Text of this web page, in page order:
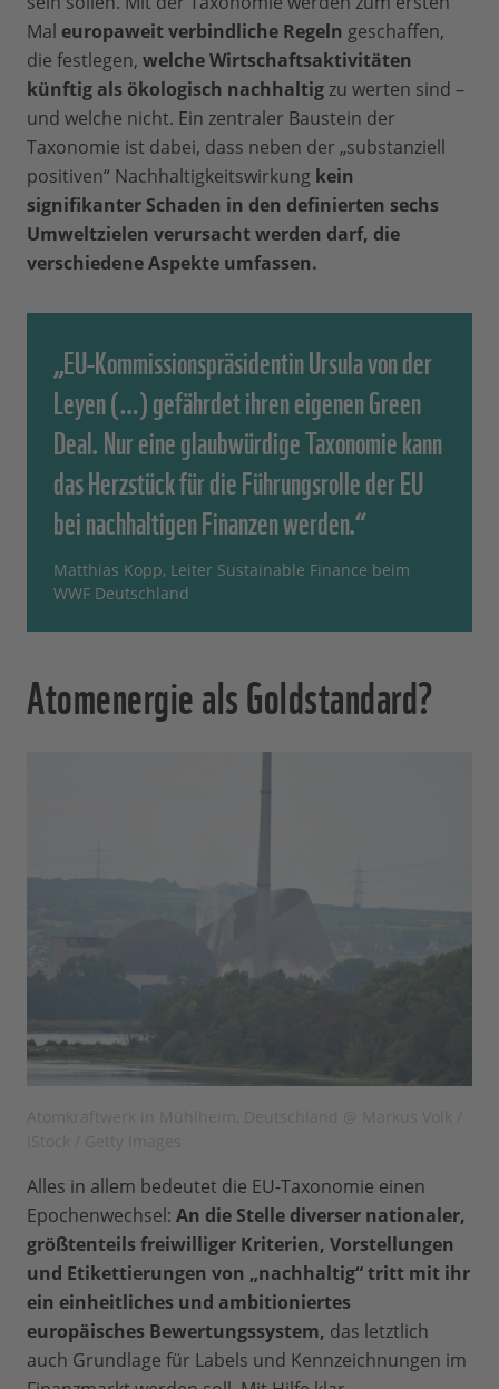
Mal europaweit verbindliche Regeln geschaffen,
die festlegen, welche Wirtschaftsaktivitäten
künftig als ökologisch nachhaltigzu werten sind –
und welche nicht. Ein zentraler Baustein der
Taxonomie ist dabei, dass neben der „substanziell
positiven“ Nachhaltigkeitswirkung kein
signifikanter Schaden in den definierten sechs
Umweltzielen verursacht werden darf, die
verschiedene Aspekte umfassen.
„EU-Kommissionspräsidentin Ursula von der
Leyen (…) gefährdet ihren eigenen Green
Deal. Nur eine glaubwürdige Taxonomie kann
das Herzstück für die Führungsrolle der EU
bei nachhaltigen Finanzen werden.“
Matthias Kopp, Leiter Sustainable Finance beim
WWF Deutschland
Atomenergie als Goldstandard?
Alles in allem bedeutet die EU-Taxonomie einen
Epochenwechsel: An die Stelle diverser nationaler,
größtenteils freiwilliger Kriterien, Vorstellungen
und Etikettierungen von „nachhaltig“ tritt mit ihr
ein einheitliches und ambitioniertes
europäisches Bewertungssystem, das letztlich
auch Grundlage für Labels und Kennzeichnungen im